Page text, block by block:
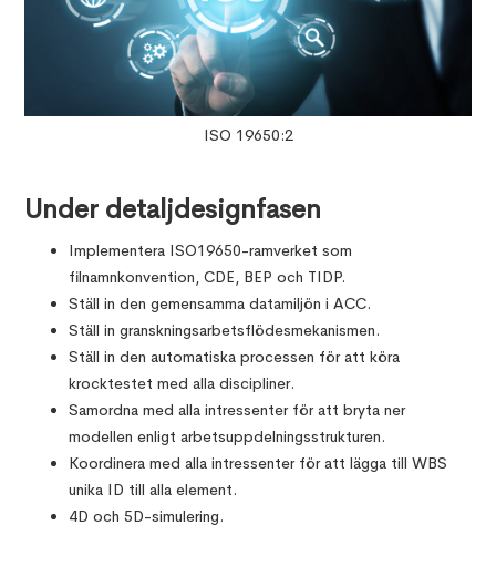
ISO 19650:2
Under detaljdesignfasen
Implementera ISO19650-ramverket som
filnamnkonvention, CDE, BEP och TIDP.
Ställ in den gemensamma datamiljön i ACC.
Ställ in granskningsarbetsflödesmekanismen.
Ställ in den automatiska processen för att köra
krocktestet med alla discipliner.
Samordna med alla intressenter för att bryta ner
modellen enligt arbetsuppdelningsstrukturen.
Koordinera med alla intressenter för att lägga till WBS
unika ID till alla element.
4D och 5D-simulering.